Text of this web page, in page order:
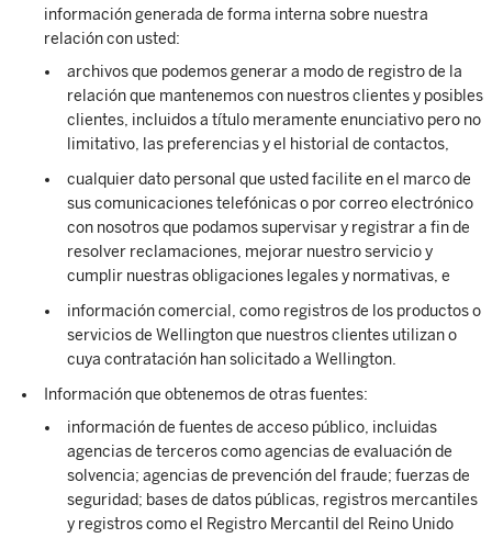
información generada de forma interna sobre nuestra
relación con usted:
archivos que podemos generar a modo de registro de la
relación que mantenemos con nuestros clientes y posibles
clientes, incluidos a título meramente enunciativo pero no
limitativo, las preferencias y el historial de contactos,
cualquier dato personal que usted facilite en el marco de
sus comunicaciones telefónicas o por correo electrónico
con nosotros que podamos supervisar y registrar a fin de
resolver reclamaciones, mejorar nuestro servicio y
cumplir nuestras obligaciones legales y normativas, e
información comercial, como registros de los productos o
servicios de Wellington que nuestros clientes utilizan o
cuya contratación han solicitado a Wellington.
Información que obtenemos de otras fuentes:
información de fuentes de acceso público, incluidas
agencias de terceros como agencias de evaluación de
solvencia; agencias de prevención del fraude; fuerzas de
seguridad; bases de datos públicas, registros mercantiles
y registros como el Registro Mercantil del Reino Unido